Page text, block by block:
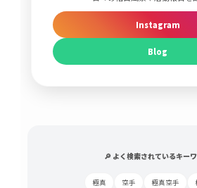
Instagram
Blog
🔎 よく検索されているキー
極真 空手 極真空手